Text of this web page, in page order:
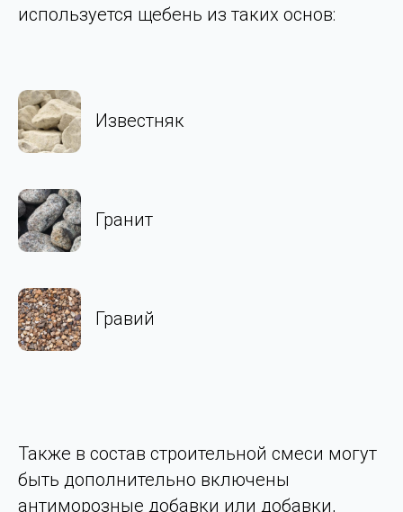
используется щебень из таких основ:
Известняк
Гранит
Гравий
Также в состав строительной смеси могут
быть дополнительно включены
антиморозные добавки или добавки,